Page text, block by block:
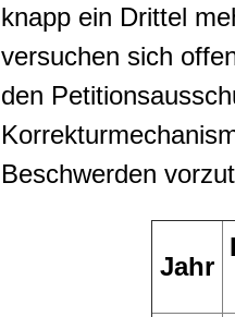
knapp ein Drittel
versuchen sich
den
Beschwerden
Jahr